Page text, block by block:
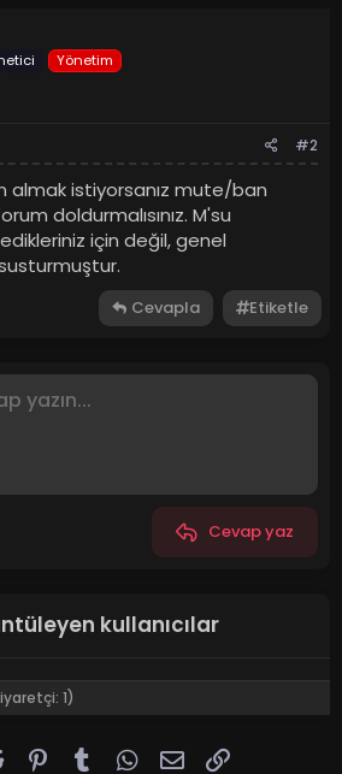
Yönetim
#2
almak istiyorsanız mute/ban
doldurmalısınız. M'su
için değil, genel
Cevapla Etiketle
Cevap yaz
kullanıcılar
1)
Reddit Pinterest
Tumblr WhatsApp
E-posta